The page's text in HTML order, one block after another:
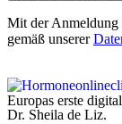
Mit der Anmeldung
gemäß unserer
Europas erste
Dr. Sheila de Liz.